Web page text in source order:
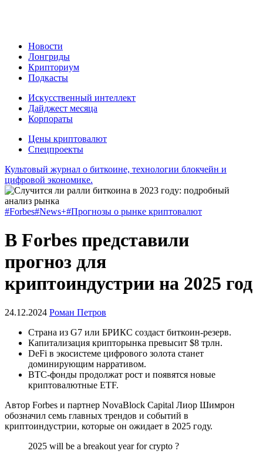
Новости
Лонгриды
Крипториум
Подкасты
Искусственный интеллект
Дайджест месяца
Корпораты
Цены криптовалют
Спецпроекты
Культовый журнал о биткоине, технологии блокчейн и
цифровой экономике.
#Forbes#News+#Прогнозы о рынке криптовалют
В Forbes представили
прогноз для
криптоиндустрии на 2025 год
24.12.2024 Роман Петров
Страна из G7 или БРИКС создаст биткоин-резерв.
Капитализация крипторынка превысит $8 трлн.
DeFi в экосистеме цифрового золота станет
доминирующим нарративом.
BTC-фонды продолжат рост и появятся новые
криптовалютные ETF.
Автор Forbes и партнер NovaBlock Capital Лиор Шимрон
обозначил семь главных трендов и событий в
криптоиндустрии, которые он ожидает в 2025 году.
2025 will be a breakout year for crypto ?